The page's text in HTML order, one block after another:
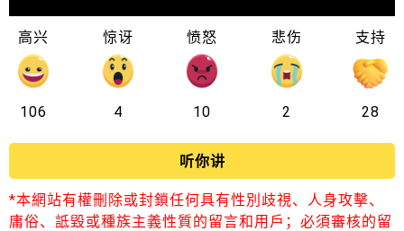
高兴
106
惊讶
4
愤怒
10
悲伤
2
支持
28
听你讲
*本網站有權刪除或封鎖任何具有性別歧視、人身攻擊、
庸俗、詆毀或種族主義性質的留言和用戶；必須審核的留